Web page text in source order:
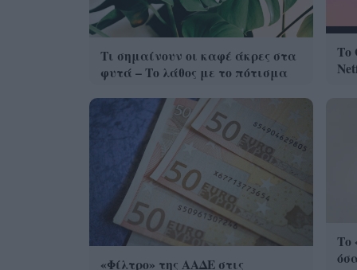
Τι σημαίνουν οι καφέ άκρες στα
φυτά – Το λάθος με το πότισμα
Το
«Φίλτρο» της ΑΑΔΕ στις
Το